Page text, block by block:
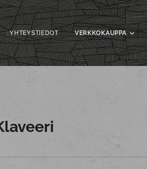
YHTEYSTIEDOT VERKKOKAUPPA